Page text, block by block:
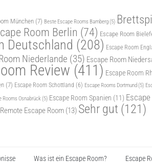
München (7) Beste Escape Rooms Bamberg(5)
Room Berlin (74) Escape Room
Deutschland (208) Escape Room
Niederlande (35) Escape Room
Review (411) Escape Room
(7) Escape Room Schottland (6) Escape Rooms Dortmund(5)
Rooms Osnabrück(5) Escape Room Spanien (11)
Remote Escape Room (13) Sehr gut (121)
Was ist ein Escape Room? Escape